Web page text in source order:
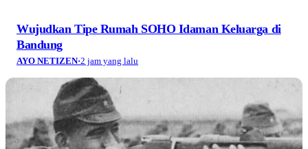
Wujudkan Tipe Rumah SOHO Idaman Keluarga di
Bandung
AYO NETIZEN·2 jam yang lalu